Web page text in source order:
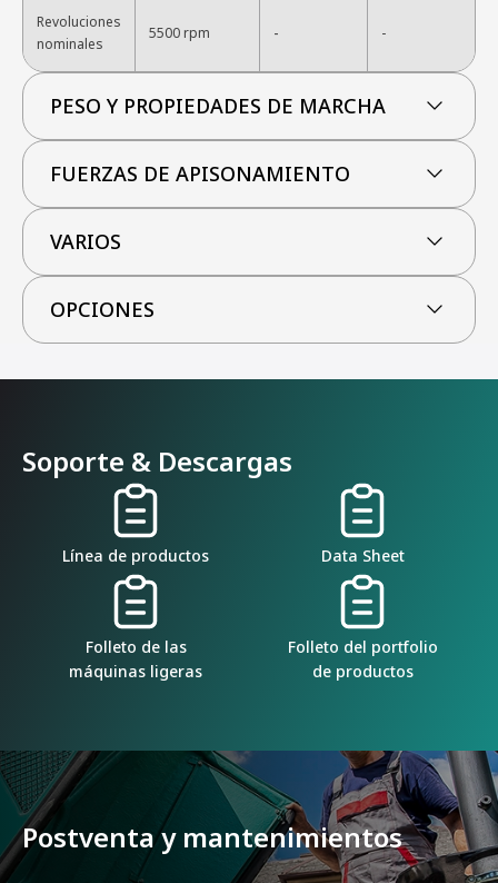
Revoluciones
nominales
5500 rpm - -
PESO Y PROPIEDADES DE MARCHA
FUERZAS DE APISONAMIENTO
VARIOS
OPCIONES
Soporte & Descargas
Línea de productos Data Sheet
Folleto de las
máquinas ligeras
Folleto del portfolio
de productos
Postventa y mantenimientos